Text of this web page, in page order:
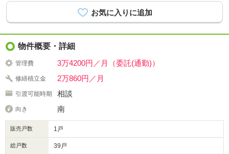
物件概要・詳細
管理費 3万4200円／月（委託(通勤)）
修繕積立金 2万860円／月
引渡可能時期 相談
向き 南
販売戸数 1戸
総戸数 39戸